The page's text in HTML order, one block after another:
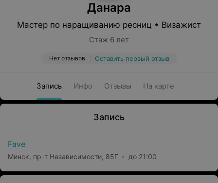
Данара
Мастер по наращиванию ресниц • Визажист
Стаж 6 лет
Нет отзывов Оставить первый отзыв
Запись Инфо Отзывы На карте
Запись
Fave
Минск, пр-т Независимости, 85Г до 21:00